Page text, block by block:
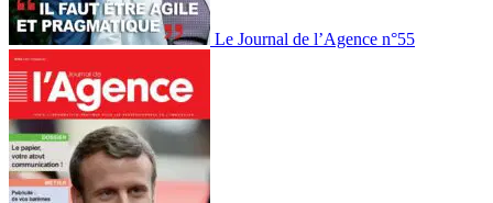
Le Journal de l’Agence n°55